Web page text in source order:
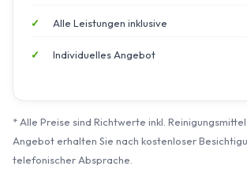
Alle Leistungen inklusive
Individuelles Angebot
* Alle Preise sind Richtwerte inkl.
Angebot erhalten Sie nach kostenloser
telefonischer Absprache.